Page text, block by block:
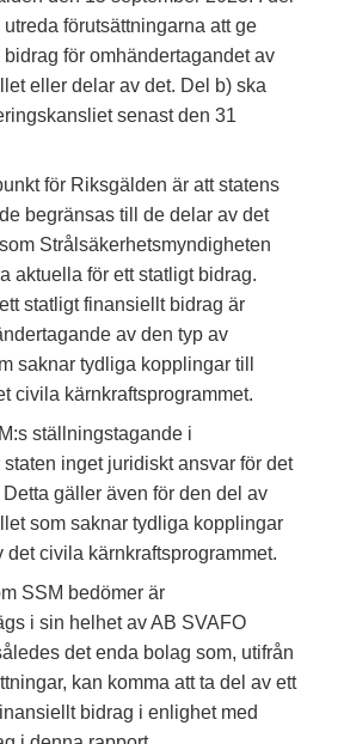
förutsättningarna att ge
för omhändertagandet av
eller delar av det. Del b) ska
senast den 31
för Riksgälden är att statens
begränsas till de delar av det
Strålsäkerhetsmyndigheten
aktuella för ett statligt bidrag.
statligt finansiellt bidrag är
av den typ av
saknar tydliga kopplingar till
civila kärnkraftsprogrammet.
ställningstagande i
inget juridiskt ansvar för det
gäller även för den del av
som saknar tydliga kopplingar
civila kärnkraftsprogrammet.
SSM bedömer är
i sin helhet av AB SVAFO
det enda bolag som, utifrån
kan komma att ta del av ett
bidrag i enlighet med